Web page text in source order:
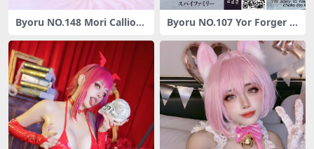
Byoru NO.148 Mori CallioP
Byoru NO.107 Yor Forger [4